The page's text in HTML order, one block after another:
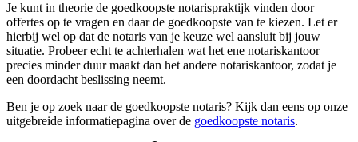
Je kunt in theorie de goedkoopste notarispraktijk vinden door
offertes op te vragen en daar de goedkoopste van te kiezen. Let er
hierbij wel op dat de notaris van je keuze wel aansluit bij jouw
situatie. Probeer echt te achterhalen wat het ene notariskantoor
precies minder duur maakt dan het andere notariskantoor, zodat je
een doordacht beslissing neemt.
Ben je op zoek naar de goedkoopste notaris? Kijk dan eens op onze
uitgebreide informatiepagina over de goedkoopste notaris.